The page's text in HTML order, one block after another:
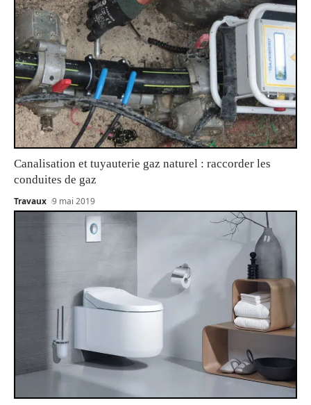
Canalisation et tuyauterie gaz naturel : raccorder les
conduites de gaz
Travaux 9 mai 2019